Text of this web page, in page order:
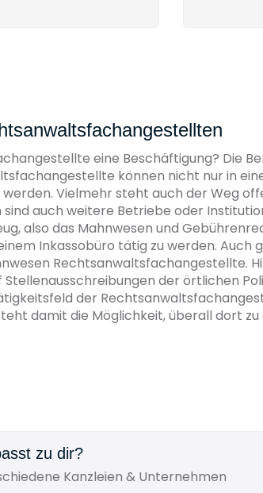
eine Beschäftigung? Die
können nicht nur in
Vielmehr steht auch der Weg
auch weitere Betriebe oder
also das Mahnwesen und
Inkassobüro tätig zu werden. Auch
Rechtsanwaltsfachangestellte.
Stellenausschreibungen der örtlichen
der
damit die Möglichkeit, überall dort zu
zu dir?
Kanzleien & Unternehmen